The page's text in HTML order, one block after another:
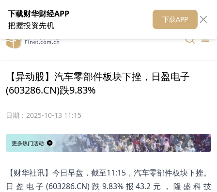
在线客服 关于我们 财华媒体矩阵 财华智库
【异动股】汽车零部件板块下挫，日盈电子
(603286.CN)跌9.83%
日期： 2025-10-13 11:15
【财华社讯】今日早盘，截至11:15，汽车零部件板块下挫。
日盈电子(603286.CN)跌9.83%报43.2元，隆盛科技
下载财华财经APP
把握投资先机
下载APP